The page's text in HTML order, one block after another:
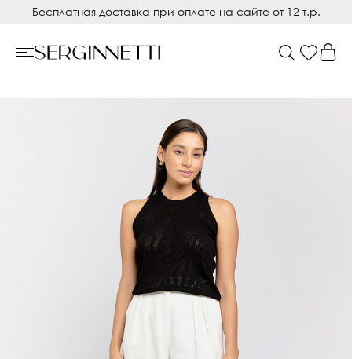
Бесплатная доставка при оплате на сайте от 12 т.р.